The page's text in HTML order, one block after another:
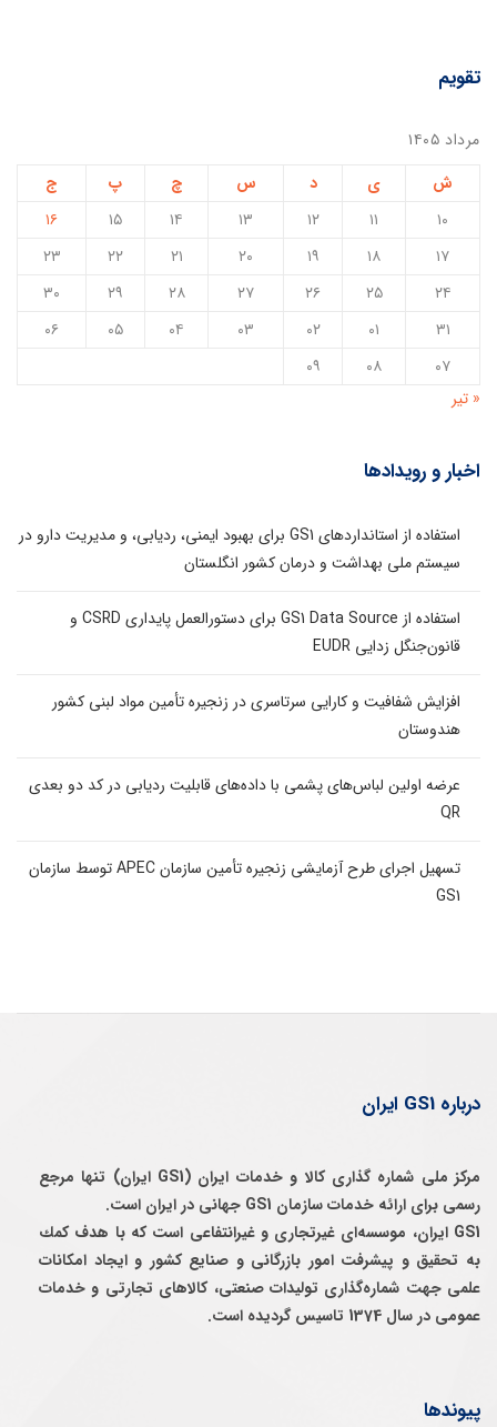
تقویم
مرداد ۱۴۰۵
ش
ی د س چ پ
ج
۱۰
۱۱ ۱۲ ۱۳ ۱۴ ۱۵
۱۶
۱۷
۱۸ ۱۹ ۲۰ ۲۱ ۲۲
۲۳
۲۴
۲۵ ۲۶ ۲۷ ۲۸ ۲۹
۳۰
۳۱
۰۱ ۰۲ ۰۳ ۰۴ ۰۵
۰۶
۰۷
۰۸
۰۹
« تیر
اخبار و رویدادها
استفاده از استانداردهای GS1 برای بهبود ایمنی، ردیابی، و مدیریت دارو در
سیستم ملی بهداشت و درمان کشور انگلستان
استفاده از GS1 Data Source برای دستورالعمل پایداری CSRD و
قانون‌جنگل زدایی EUDR
افزایش شفافیت و کارایی سرتاسری در زنجیره تأمین مواد لبنی کشور
هندوستان
عرضه اولین لباس‌های پشمی با داده‌های قابلیت ردیابی در کد دو بعدی
QR
تسهیل اجرای طرح آزمایشی زنجیره تأمین سازمان APEC توسط سازمان
GS1
درباره GS1 ایران
مرکز ملی شماره گذاری کالا و خدمات ایران (GS1 ایران) تنها مرجع
رسمی برای ارائه خدمات سازمان GS1 جهانی در ایران است.
GS1 ایران، موسسه‌ای غيرتجاری و غيرانتفاعی است كه با هدف كمك
به تحقيق و پيشرفت امور بازرگانی و صنايع كشور و ايجاد امكانات
علمی جهت شماره‌گذاری توليدات صنعتی، كالاهای تجارتی و خدمات
عمومی در سال 1374 تاسيس گرديده است.
پیوندها